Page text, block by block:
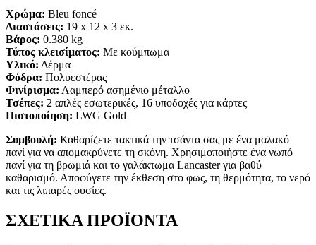
Χρώμα: Bleu foncé
Διαστάσεις: 19 x 12 x 3 εκ.
Βάρος: 0.380 kg
Τύπος κλεισίματος: Με κούμπωμα
Υλικό: Δέρμα
Φόδρα: Πολυεστέρας
Φινίρισμα: Λαμπερό ασημένιο μέταλλο
Τσέπες: 2 απλές εσωτερικές, 16 υποδοχές για κάρτες
Πιστοποίηση: LWG Gold
Συμβουλή: Καθαρίζετε τακτικά την τσάντα σας με ένα μαλακό
πανί για να απομακρύνετε τη σκόνη. Χρησιμοποιήστε ένα νωπό
πανί για τη βρωμιά και το γαλάκτωμα Lancaster για βαθύ
καθαρισμό. Αποφύγετε την έκθεση στο φως, τη θερμότητα, το νερό
και τις λιπαρές ουσίες.
ΣΧΕΤΙΚΑ ΠΡΟΪΟΝΤΑ